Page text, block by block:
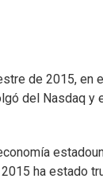
de 2015, en
del Nasdaq y
ha estado